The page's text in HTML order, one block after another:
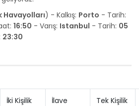
Havayolları) - Kalkış: Porto - Tarih:
16:50 - Varış: Istanbul - Tarih: 05
23:30
İki Kişilik
İlave
Tek Kişilik